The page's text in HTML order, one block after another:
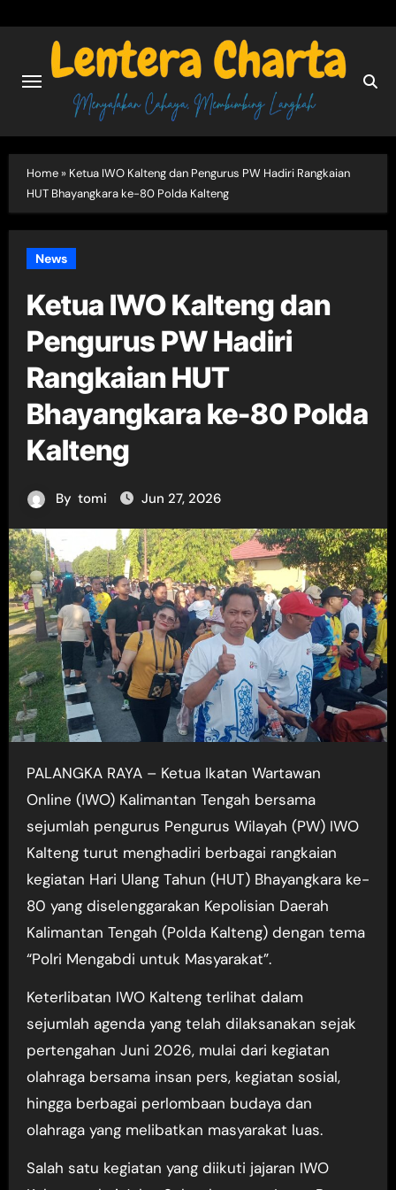
Home» Ketua IWO Kalteng dan Pengurus PW Hadiri Rangkaian
HUT Bhayangkara ke-80 Polda Kalteng
News
Ketua IWO Kalteng dan
Pengurus PW Hadiri
Rangkaian HUT
Bhayangkara ke-80 Polda
Kalteng
By tomi Jun 27, 2026
PALANGKA RAYA – Ketua Ikatan Wartawan
Online (IWO) Kalimantan Tengah bersama
sejumlah pengurus Pengurus Wilayah (PW) IWO
Kalteng turut menghadiri berbagai rangkaian
kegiatan Hari Ulang Tahun (HUT) Bhayangkara ke-
80 yang diselenggarakan Kepolisian Daerah
Kalimantan Tengah (Polda Kalteng) dengan tema
“Polri Mengabdi untuk Masyarakat”.
Keterlibatan IWO Kalteng terlihat dalam
sejumlah agenda yang telah dilaksanakan sejak
pertengahan Juni 2026, mulai dari kegiatan
olahraga bersama insan pers, kegiatan sosial,
hingga berbagai perlombaan budaya dan
olahraga yang melibatkan masyarakat luas.
Salah satu kegiatan yang diikuti jajaran IWO